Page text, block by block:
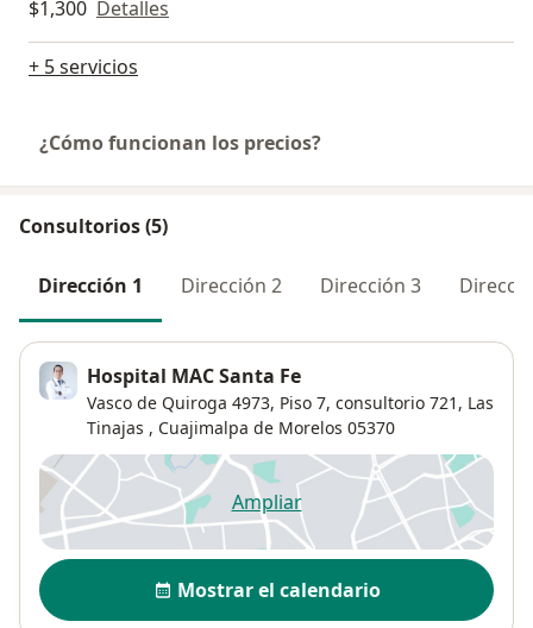
$1,300 Detalles
+ 5 servicios
¿Cómo funcionan los precios?
Consultorios (5)
Dirección 1 Dirección 2 Dirección 3
Hospital MAC Santa Fe
Vasco de Quiroga 4973, Piso 7, consultorio 721, Las
Tinajas , Cuajimalpa de Morelos 05370
Ampliarse abre en una nueva
Disponibilidad
Mostrar el calendario